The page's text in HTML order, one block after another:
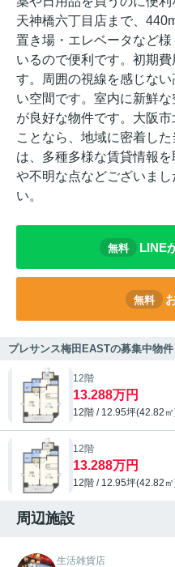
天神橋六丁目店まで、
置き場・エレベータなど
いるので便利です。初期
す。周囲の視線を感じな
い空間です。室内に新鮮
が良好な物件です。大阪
ことなら、地域に密着し
は、多種多様な賃貸情報
や不明な点などございま
い。
無料 LINE
無料
プレサンス梅田EASTの募集中物件
12階
13.288万円
12階 / 12.95坪(42.82
12階
13.288万円
12階 / 12.95坪(42.82
周辺施設
生活雑貨店